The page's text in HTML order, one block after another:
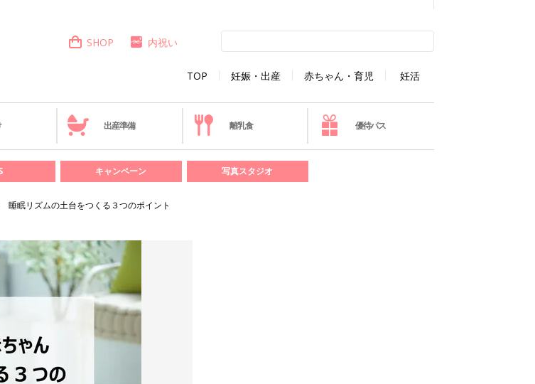
TOP 妊娠・出産 赤ちゃん・育児 妊活
SHOP 内祝い
出産準備 離乳食 優待パス
キャンペーン 写真スタジオ
眠リズムの土台をつくる３つのポイント